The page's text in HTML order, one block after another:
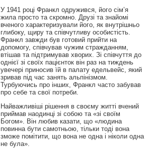
У 1941 році Франкл одружився, його сім’я
жила просто та скромно. Друзі та знайомі
вченого характеризували його, як внутрішньо
глибоку, щиру та співчутливу особистість.
Франкл завжди був готовий прийти на
допомогу, співчував чужим стражданням,
втішав та підтримував хворих. Зі співчуття до
однієї зі своїх пацієнток він раз на тиждень
увечері приносив їй в палату едельвейс, який
зривав під час занять альпінізмом.
Турбуючись про інших, Франкл часто забував
про себе та свої потреби.
Найважливіші рішення в своєму житті вчений
приймав наодинці зі собою та «зі своїм
Богом». Він любив казати, що «людина
повинна бути самотньою, тільки тоді вона
зможе помітити, що вона не одна і ніколи одна
не була».